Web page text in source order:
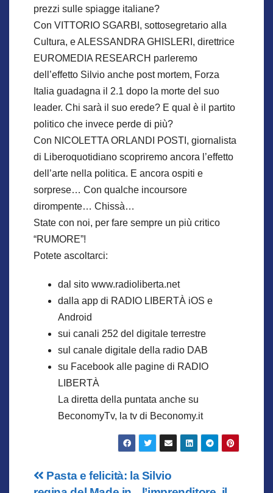
prezzi sulle spiagge italiane?
Con VITTORIO SGARBI, sottosegretario alla
Cultura, e ALESSANDRA GHISLERI, direttrice
EUROMEDIA RESEARCH parleremo
dell’effetto Silvio anche post mortem, Forza
Italia guadagna il 2.1 dopo la morte del suo
leader. Chi sarà il suo erede? E qual è il partito
politico che invece perde di più?
Con NICOLETTA ORLANDI POSTI, giornalista
di Liberoquotidiano scopriremo ancora l’effetto
dell’arte nella politica. E ancora ospiti e
sorprese… Con qualche incoursore
dirompente… Chissà…
State con noi, per fare sempre un più critico
“RUMORE”!
Potete ascoltarci:
dal sito www.radioliberta.net
dalla app di RADIO LIBERTÀ iOS e
Android
sui canali 252 del digitale terrestre
sul canale digitale della radio DAB
su Facebook alle pagine di RADIO
LIBERTÀ
La diretta della puntata anche su
BeconomyTv, la tv di Beconomy.it
NavigazioneSilvio
Pasta e felicità: la